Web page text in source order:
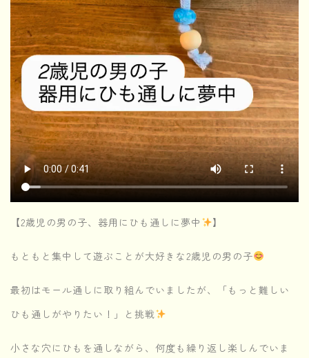
【2歳児の男の子、器用にひも通しに夢中 】
もともと集中して遊ぶことが大好きな2歳児の男の子
最初はモール通しに取り組んでいましたが、「もっと難しい
ひも通しがやりたい！」と挑戦
小さな穴にひもを通しながら、何度も繰り返し楽しんでいま